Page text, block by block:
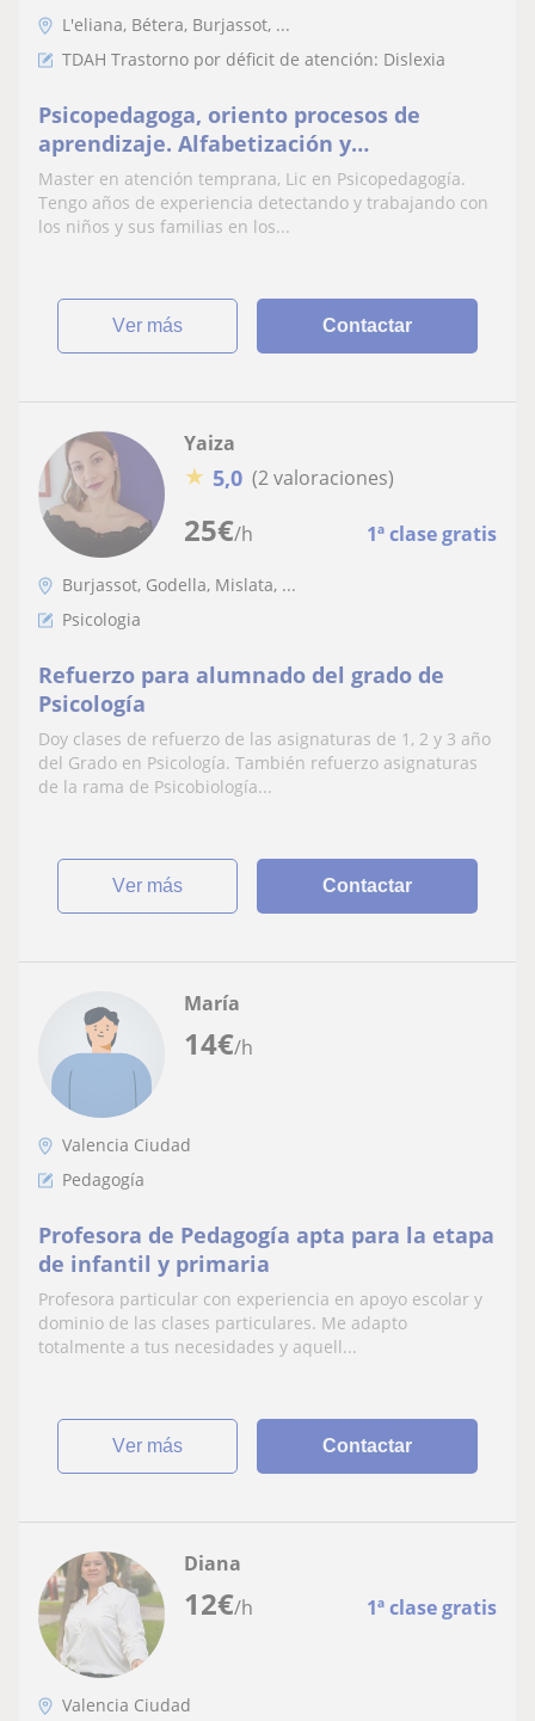
L'eliana, Bétera, Burjassot, ...
TDAH Trastorno por déficit de atención: Dislexia
Psicopedagoga, oriento procesos de
aprendizaje. Alfabetización y
comprensión Lectora
Master en atención temprana, Lic en Psicopedagogía.
Tengo años de experiencia detectando y trabajando con
los niños y sus familias en los...
ver más Contactar
25€/h 1ª clase gratis
Yaiza
★ 5,0 (2 valoraciones)
Burjassot, Godella, Mislata, ...
Psicologia
Refuerzo para alumnado del grado de
Psicología
Doy clases de refuerzo de las asignaturas de 1, 2 y 3 año
del Grado en Psicología. También refuerzo asignaturas
de la rama de Psicobiología...
ver más Contactar
14€/h
María
Valencia Ciudad
Pedagogía
Profesora de Pedagogía apta para la etapa
de infantil y primaria
Profesora particular con experiencia en apoyo escolar y
dominio de las clases particulares. Me adapto
totalmente a tus necesidades y aquell...
ver más Contactar
12€/h 1ª clase gratis
Diana
Valencia Ciudad